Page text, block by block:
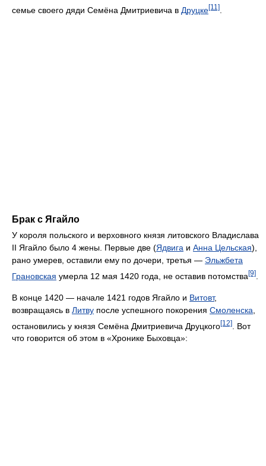
семье своего дяди Семёна Дмитриевича в Друцке[11]
Брак с Ягайло
У короля польского и верховного князя литовского Владислава
II Ягайло было 4 жены. Первые две (Ядвига и Анна Цельская),
рано умерев, оставили ему по дочери, третья — Эльжбета
Грановская умерла 12 мая 1420 года, не оставив потомства[9]
В конце 1420 — начале 1421 годов Ягайло и Витовт,
возвращаясь в Литву после успешного покорения Смоленска
остановились у князя Семёна Дмитриевича Друцкого[12]
. Вот
что говорится об этом в «Хронике Быховца»: